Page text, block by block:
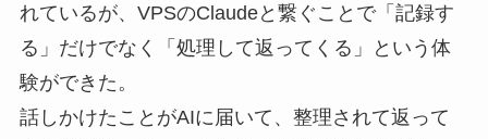
れているが、VPSのClaudeと繋ぐことで「記録す
る」だけでなく「処理して返ってくる」という体
験ができた。
話しかけたことがAIに届いて、整理されて返って